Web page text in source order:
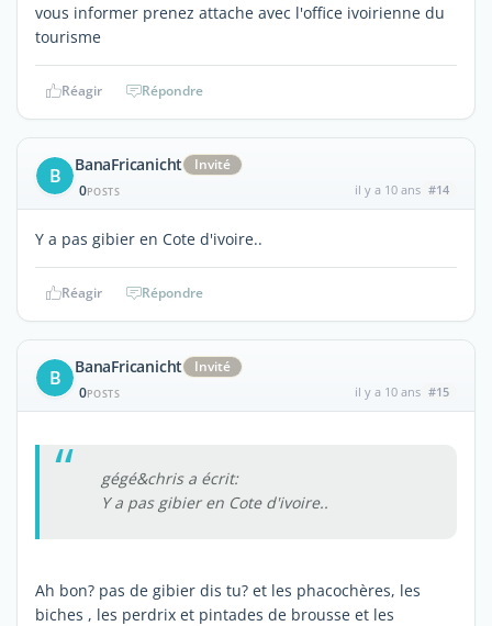
vous informer prenez attache avec l'office ivoirienne du
tourisme
Réagir Répondre
B BanaFricanicht
Invité
0POSTS il y a 10 ans #14
Y a pas gibier en Cote d'ivoire..
Réagir Répondre
B BanaFricanicht
Invité
0POSTS il y a 10 ans #15
gégé&chris a écrit:
Y a pas gibier en Cote d'ivoire..
Ah bon? pas de gibier dis tu? et les phacochères, les
biches , les perdrix et pintades de brousse et les